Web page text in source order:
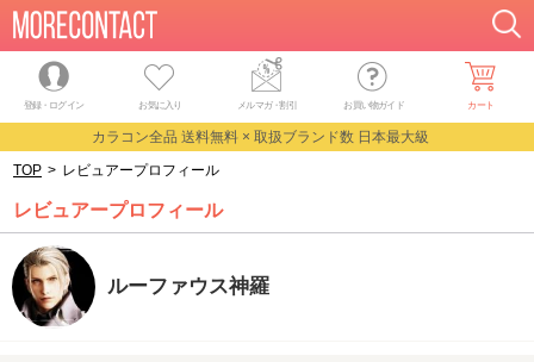
登録・ログイン お気に入り メルマガ・割引 お買い物ガイド カート
カラコン全品 送料無料 × 取扱ブランド数 日本最大級
TOP > レビュアープロフィール
レビュアープロフィール
ルーファウス神羅